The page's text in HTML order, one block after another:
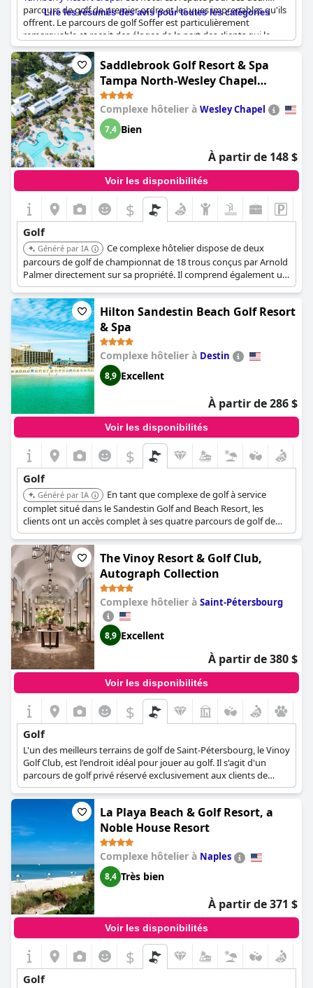
parcours de golf de premier ordre et les vues imprenables qu'ils
offrent. Le parcours de golf Soffer est particulièrement
remarquable et reçoit des éloges de la part des clients qui le
décrivent comme "excellent" et "merveilleux". Mais il n'y a pas
que les installations de golf qui impressionnent : les clients
s'extasient également sur l'emplacement de l'hôtel et sur la
beauté des environs, beaucoup mentionnant les parcs
"incroyables" situés à proximité. De plus, lorsque vous êtes prêt
à vous détendre après une journée de golf, les options de
restauration de l'hôtel ne manqueront pas de vous satisfaire.
Dans l'ensemble, les chambres, les parcours de golf et les
équipements de cet hôtel sont vraiment excellents.
Lire les résumés des avis pour toutes les catégories
Saddlebrook Golf Resort & Spa
Tampa North-Wesley Chapel
(Saddlebrook Resort)
Complexe hôtelier à Wesley Chapel
7,4 Bien
À partir de 148 $
Voir les disponibilités
$
Golf
Généré par IA
Ce complexe hôtelier dispose de deux
parcours de golf de championnat de 18 trous conçus par Arnold
Palmer directement sur sa propriété. Il comprend également un
centre d'entraînement de golf de 16 acres et une boutique de
golf, ce qui en fait une destination de choix pour les amateurs
de golf.
Hilton Sandestin Beach Golf Resort
& Spa
Complexe hôtelier à Destin
8,9 Excellent
À partir de 286 $
Voir les disponibilités
$
Golf
Généré par IA
En tant que complexe de golf à service
complet situé dans le Sandestin Golf and Beach Resort, les
clients ont un accès complet à ses quatre parcours de golf de
championnat : Raven Golf Club, Burnt Pine Golf Club, Baytowne
Golf Club et The Links Golf Club, ainsi qu'à un parcours de
putting.
The Vinoy Resort & Golf Club,
Autograph Collection
Complexe hôtelier à Saint-Pétersbourg
8,9 Excellent
À partir de 380 $
Voir les disponibilités
$
Golf
L'un des meilleurs terrains de golf de Saint-Pétersbourg, le Vinoy
Golf Club, est l'endroit idéal pour jouer au golf. Il s'agit d'un
parcours de golf privé réservé exclusivement aux clients de
l'hôtel et aux membres du club.
La Playa Beach & Golf Resort, a
Noble House Resort
Complexe hôtelier à Naples
8,4 Très bien
À partir de 371 $
Voir les disponibilités
$
Golf